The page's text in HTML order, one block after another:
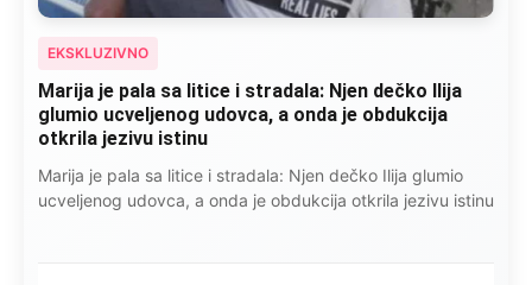
EKSKLUZIVNO
Marija je pala sa litice i stradala: Njen dečko Ilija
glumio ucveljenog udovca, a onda je obdukcija
otkrila jezivu istinu
Marija je pala sa litice i stradala: Njen dečko Ilija glumio
ucveljenog udovca, a onda je obdukcija otkrila jezivu istinu